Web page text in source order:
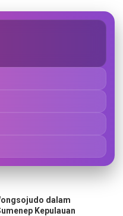
dalam
Kepulauan